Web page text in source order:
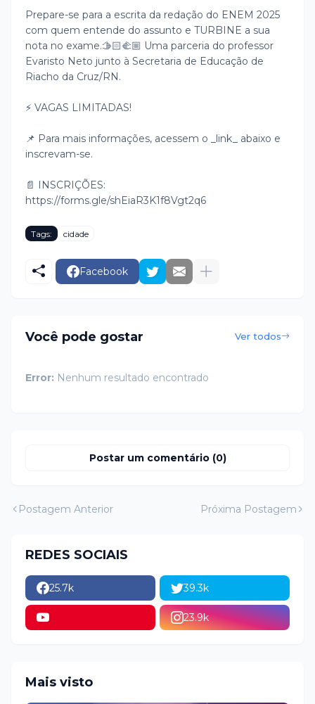
Prepare-se para a escrita da redação do ENEM 2025
com quem entende do assunto e TURBINE a sua
nota no exame.🫱🏻‍🫲🏼 Uma parceria do professor
Evaristo Neto junto à Secretaria de Educação de
Riacho da Cruz/RN.
⚡️ VAGAS LIMITADAS!
📌 Para mais informações, acessem o _link_ abaixo e
inscrevam-se.
📄 INSCRIÇÕES:
https://forms.gle/shEiaR3K1f8Vgt2q6
Tags: cidade
Facebook
Você pode gostar Ver todos
Error: Nenhum resultado encontrado
Postar um comentário (0)
Postagem Anterior Próxima Postagem
REDES SOCIAIS
25.7k 39.3k
23.9k
Mais visto